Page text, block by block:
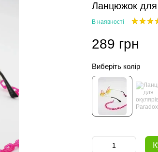
Ланцюжок для
В наявності
289 грн
Виберіть колір